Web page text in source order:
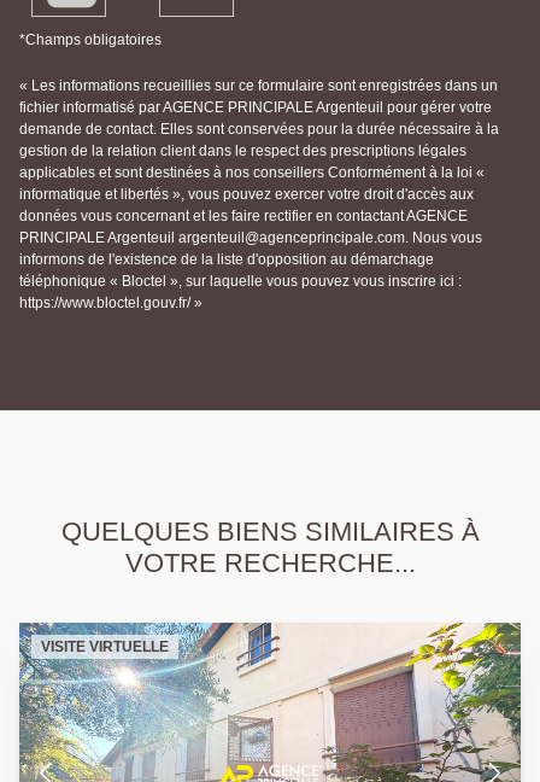
*Champs obligatoires
« Les informations recueillies sur ce formulaire sont enregistrées dans un
fichier informatisé par AGENCE PRINCIPALE Argenteuil pour gérer votre
demande de contact. Elles sont conservées pour la durée nécessaire à la
gestion de la relation client dans le respect des prescriptions légales
applicables et sont destinées à nos conseillers Conformément à la loi «
informatique et libertés », vous pouvez exercer votre droit d'accès aux
données vous concernant et les faire rectifier en contactant AGENCE
PRINCIPALE Argenteuil argenteuil@agenceprincipale.com. Nous vous
informons de l'existence de la liste d'opposition au démarchage
téléphonique « Bloctel », sur laquelle vous pouvez vous inscrire ici :
https://www.bloctel.gouv.fr/ »
QUELQUES BIENS SIMILAIRES À
VOTRE RECHERCHE...
VISITE VIRTUELLE